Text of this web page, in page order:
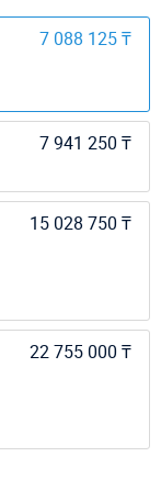
7 088 125 ₸
7 941 250 ₸
15 028 750 ₸
22 755 000 ₸